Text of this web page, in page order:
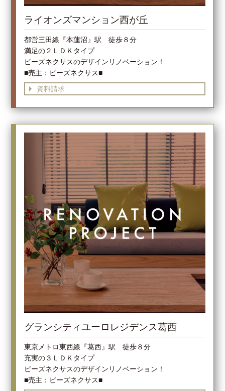
ライオンズマンション西が丘
都営三田線『本蓮沼』駅 徒歩８分
満足の２ＬＤＫタイプ
ビーズネクサスのデザインリノベーション！
■売主：ビーズネクサス■
資料請求
グランシティユーロレジデンス葛西
東京メトロ東西線『葛西』駅 徒歩８分
充実の３ＬＤＫタイプ
ビーズネクサスのデザインリノベーション！
■売主：ビーズネクサス■